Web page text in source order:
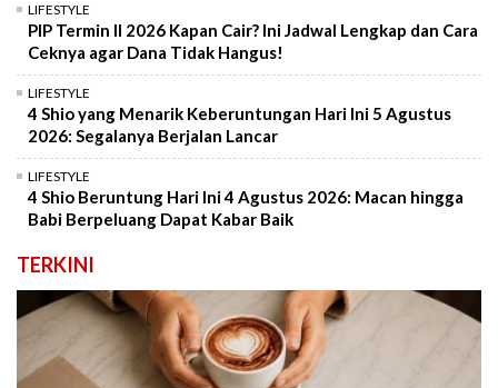
LIFESTYLE
PIP Termin II 2026 Kapan Cair? Ini Jadwal Lengkap dan Cara
Ceknya agar Dana Tidak Hangus!
LIFESTYLE
4 Shio yang Menarik Keberuntungan Hari Ini 5 Agustus
2026: Segalanya Berjalan Lancar
LIFESTYLE
4 Shio Beruntung Hari Ini 4 Agustus 2026: Macan hingga
Babi Berpeluang Dapat Kabar Baik
TERKINI